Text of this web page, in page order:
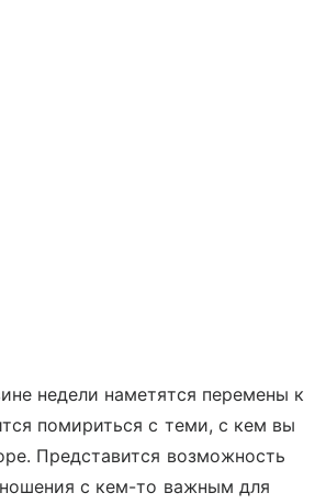
недели наметятся перемены к
помириться с теми, с кем вы
Представится возможность
с кем-то важным для